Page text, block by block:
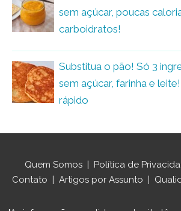
sem açúcar, poucas
carboidratos!
Substitua o pão! Só 3
sem açúcar, farinha e
rápido
Quem Somos | Política de
Contato | Artigos por Assunto |